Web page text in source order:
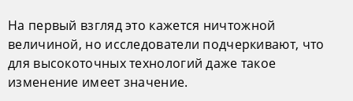
На первый взгляд это кажется ничтожной
величиной, но исследователи подчеркивают, что
для высокоточных технологий даже такое
изменение имеет значение.